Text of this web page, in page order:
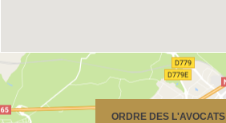
ORDRE DES L'AVOCATS